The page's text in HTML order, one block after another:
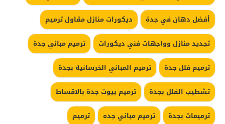
أفضل دهان في جدة
ديكورات منازل مقاول ترميم
تجديد منازل وواجهات فني ديكورات
ترميم مباني جدة
ترميم فلل جدة
ترميم المباني الخرسانية بجدة
تشطيب الفلل بجدة
ترميم بيوت جدة بالاقساط
ترميمات بجدة
ترميم مباني جده
ترميم